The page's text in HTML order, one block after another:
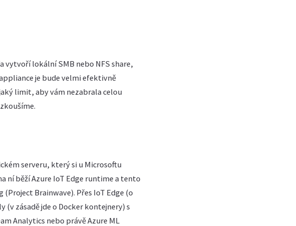
vytvoří lokální SMB nebo NFS share,
je bude velmi efektivně
limit, aby vám nezabrala celou
serveru, který si u Microsoftu
ní běží Azure IoT Edge runtime a tento
Brainwave). Přes IoT Edge (o
zásadě jde o Docker kontejnery) s
Analytics nebo právě Azure ML